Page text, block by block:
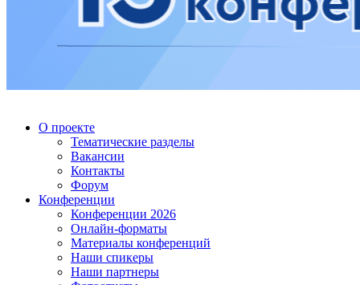
О проекте
Тематические разделы
Вакансии
Контакты
Форум
Конференции
Конференции 2026
Онлайн-форматы
Материалы конференций
Наши спикеры
Наши партнеры